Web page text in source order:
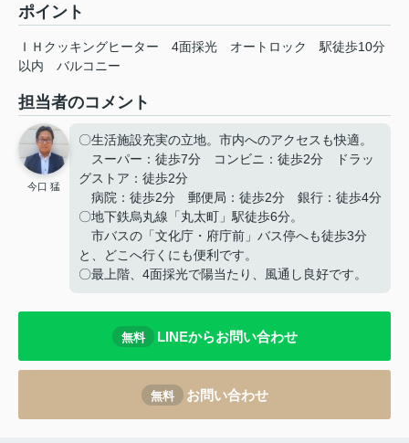
ポイント
ＩＨクッキングヒーター 4面採光 オートロック
駅徒歩10分
以内
バルコニー
担当者のコメント
今口 猛
〇生活施設充実の立地。市内へのアクセスも快適。
スーパー：徒歩7分 コンビニ：徒歩2分 ドラッ
グストア：徒歩2分
病院：徒歩2分 郵便局：徒歩2分 銀行：徒歩4分
〇地下鉄烏丸線「丸太町」駅徒歩6分。
市バスの「文化庁・府庁前」バス停へも徒歩3分
と、どこへ行くにも便利です。
〇最上階、4面採光で陽当たり、風通し良好です。
無料 LINEからお問い合わせ
無料 お問い合わせ